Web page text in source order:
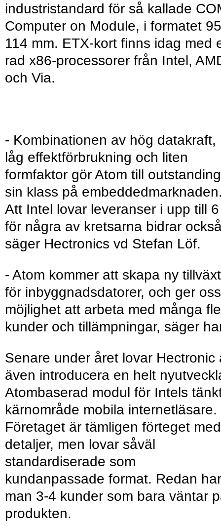
industristandard för så kallade
Computer on Module, i formatet
114 mm. ETX-kort finns idag med
rad x86-processorer från Intel,
och Via.
- Kombinationen av hög datakraft,
låg effektförbrukning och liten
formfaktor gör Atom till
sin klass på
Att Intel lovar leveranser i upp till
för några av kretsarna bidrar
säger Hectronics vd Stefan Löf.
- Atom kommer att skapa ny tillväxt
för inbyggnadsdatorer, och ger oss
möjlighet att arbeta med många
kunder och tillämpningar, säger
Senare under året lovar Hectronic
även introducera en helt
Atombaserad modul för Intels
kärnområde mobila internetläsare.
Företaget är tämligen förteget med
detaljer, men lovar såväl
standardiserade som
kundanpassade format. Redan har
man 3-4 kunder som bara väntar
produkten.